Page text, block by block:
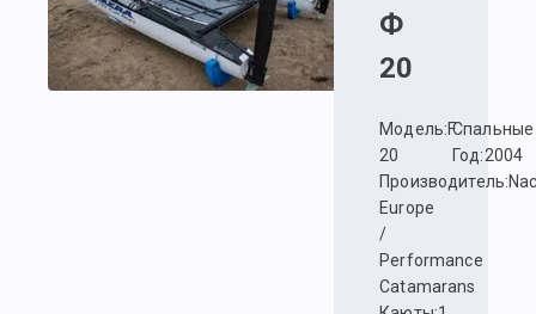
Ф
20
Модель:F
20
Производитель:
Europe
/
Performance
Catamarans
Спальные
Год:2004